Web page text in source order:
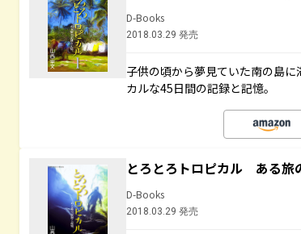
D-Books
2018.03.29 発売
子供の頃から夢見ていた南の島
カルな45日間の記録と記憶。
とろとろトロピカル ある
D-Books
2018.03.29 発売